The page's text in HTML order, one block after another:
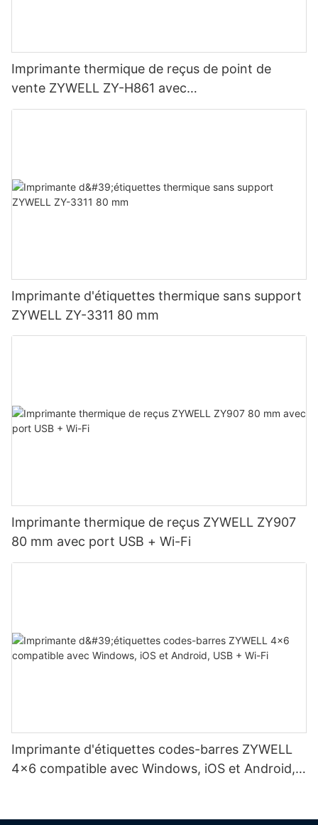
Imprimante thermique de reçus de point de
vente ZYWELL ZY-H861 avec
USB+LAN/USB+WIFI/BT (en option) Noir
Imprimante d'étiquettes thermique sans support
ZYWELL ZY-3311 80 mm
Imprimante thermique de reçus ZYWELL ZY907
80 mm avec port USB + Wi-Fi
Imprimante d'étiquettes codes-barres ZYWELL
4x6 compatible avec Windows, iOS et Android,